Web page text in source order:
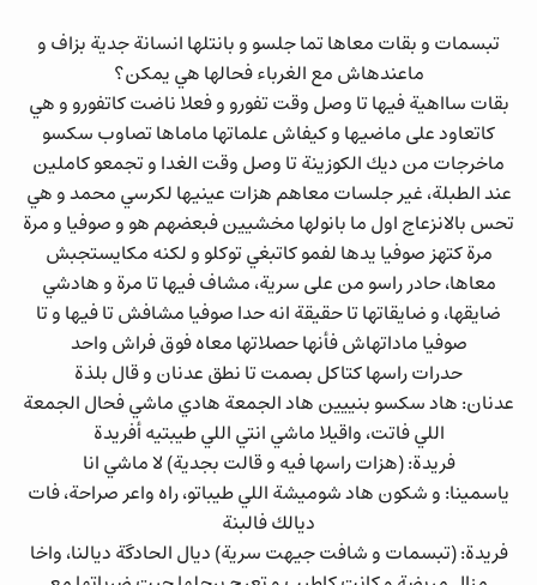
تبسمات و بقات معاها تما جلسو و بانتلها انسانة جدية بزاف و
ماعندهاش مع الغرباء فحالها هي يمكن؟
بقات سااهية فيها تا وصل وقت تفورو و فعلا ناضت كاتفورو و هي
كاتعاود على ماضيها و كيفاش علماتها ماماها تصاوب سكسو
ماخرجات من ديك الكوزينة تا وصل وقت الغدا و تجمعو كاملين
عند الطبلة، غير جلسات معاهم هزات عينيها لكرسي محمد و هي
تحس بالانزعاج اول ما بانولها مخشيين فبعضهم هو و صوفيا و مرة
مرة كتهز صوفيا يدها لفمو كاتبغي توكلو و لكنه مكايستجبش
معاها، حادر راسو من على سرية، مشاف فيها تا مرة و هادشي
ضايقها، و ضايقاتها تا حقيقة انه حدا صوفيا مشافش تا فيها و تا
صوفيا ماداتهاش فأنها حصلاتها معاه فوق فراش واحد
حدرات راسها كتاكل بصمت تا نطق عدنان و قال بلذة
عدنان: هاد سكسو بنييين هاد الجمعة هادي ماشي فحال الجمعة
اللي فاتت، واقيلا ماشي انتي اللي طيبتيه أفريدة
فريدة: (هزات راسها فيه و قالت بجدية) لا ماشي انا
ياسمينا: و شكون هاد شوميشة اللي طيباتو، راه واعر صراحة، فات
ديالك فالبنة
فريدة: (تبسمات و شافت جيهت سرية) ديال الحادگة ديالنا، واخا